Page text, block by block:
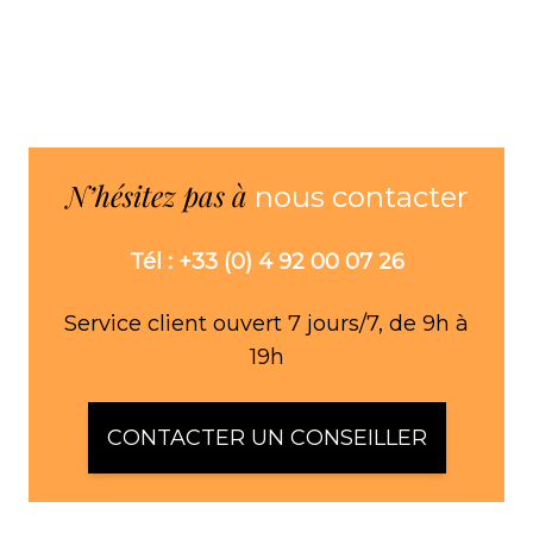
N’hésitez pas à nous contacter
Tél : +33 (0) 4 92 00 07 26
Service client ouvert 7 jours/7, de 9h à
19h
CONTACTER UN CONSEILLER